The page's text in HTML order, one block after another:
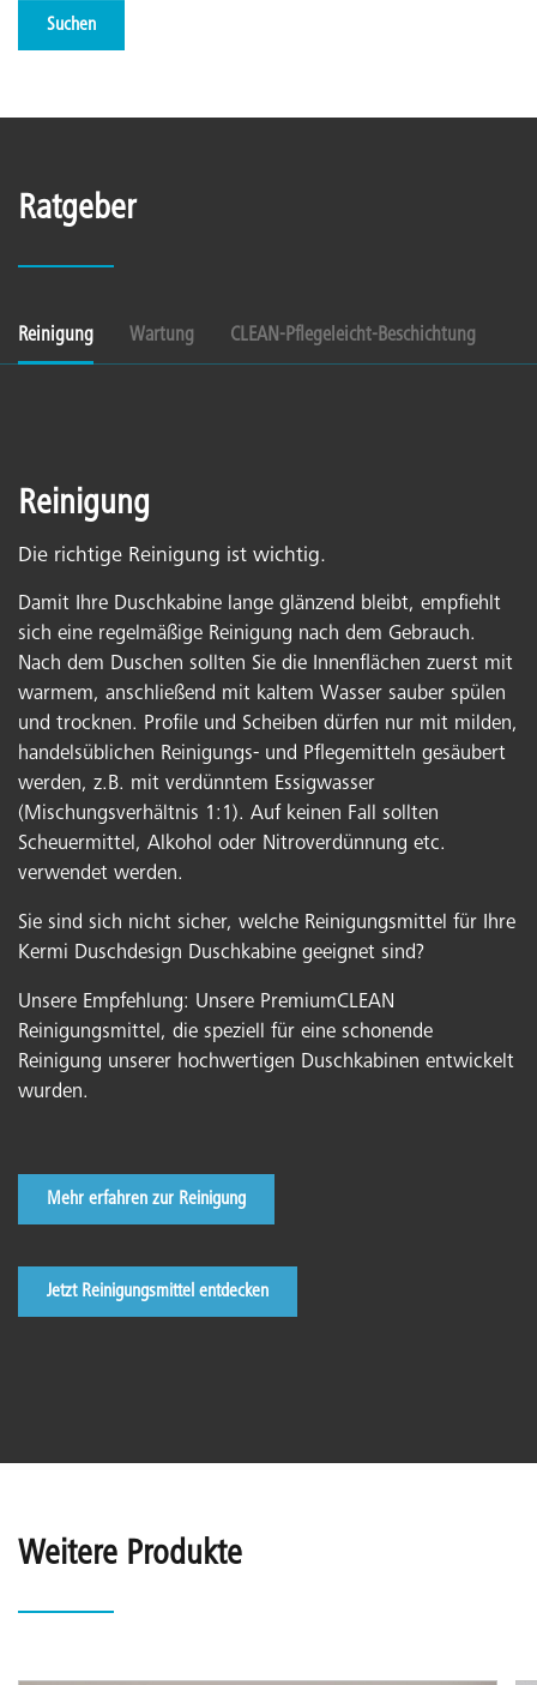
Suchen
Ratgeber
Reinigung Wartung CLEAN-Pflegeleicht-Beschichtung
Reinigung
Die richtige Reinigung ist wichtig.
Damit Ihre Duschkabine lange glänzend bleibt, empfiehlt
sich eine regelmäßige Reinigung nach dem Gebrauch.
Nach dem Duschen sollten Sie die Innenflächen zuerst mit
warmem, anschließend mit kaltem Wasser sauber spülen
und trocknen. Profile und Scheiben dürfen nur mit milden,
handelsüblichen Reinigungs- und Pflegemitteln gesäubert
werden, z.B. mit verdünntem Essigwasser
(Mischungsverhältnis 1:1). Auf keinen Fall sollten
Scheuermittel, Alkohol oder Nitroverdünnung etc.
verwendet werden.
Sie sind sich nicht sicher, welche Reinigungsmittel für Ihre
Kermi Duschdesign Duschkabine geeignet sind?
Unsere Empfehlung: Unsere PremiumCLEAN
Reinigungsmittel, die speziell für eine schonende
Reinigung unserer hochwertigen Duschkabinen entwickelt
wurden.
Mehr erfahren zur Reinigung
Jetzt Reinigungsmittel entdecken
Weitere Produkte